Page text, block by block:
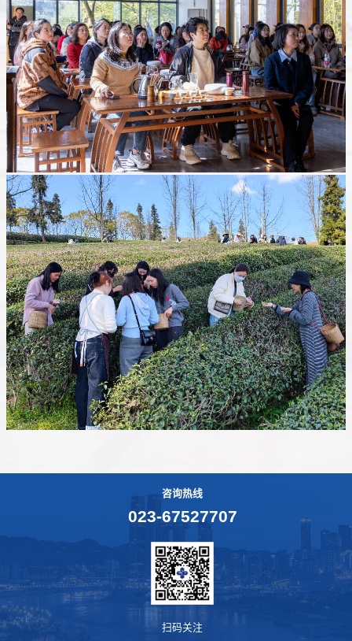
咨询热线
023-67527707
扫码关注